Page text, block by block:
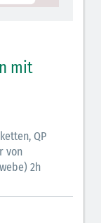
mit
QP
von
2h